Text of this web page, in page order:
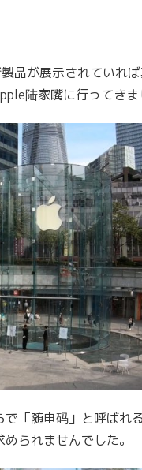
品が展示されていれ
陆家嘴に行ってきま
「随申码」と呼ばれ
られませんでした。